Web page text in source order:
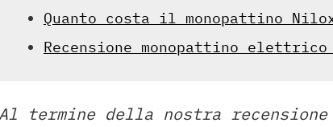
Quanto costa il monopattino Nilox
Recensione monopattino
termine della nostra recensione